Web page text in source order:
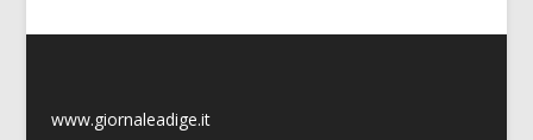
www.giornaleadige.it